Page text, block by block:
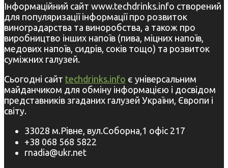
Інформаційний сайт www.techdrinks.info створений
для популяризації інформації про розвиток
виноградарства та виноробства, а також про
виробництво інших напоїв (пива, міцних напоїв,
медових напоїв, сидрів, соків тощо) та розвиток
суміжних галузей.
Сьогодні сайт techdrinks.info є універсальним
майданчиком для обміну інформацією і досвідом
представників згаданих галузей України, Європи і
світу.
33028 м.Рівне, вул.Соборна,1 офіс 217
+38 068 568 5822
rnadia@ukr.net